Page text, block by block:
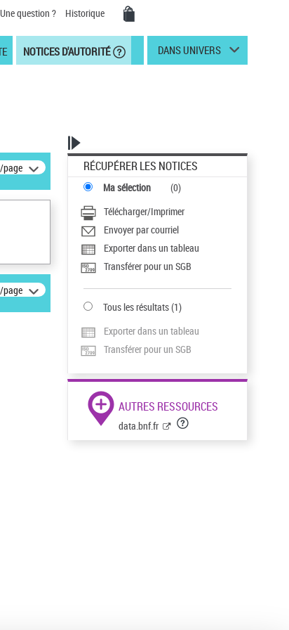
Une question ? Historique
NOTICES D'AUTORITÉ DANS UNIVERS
page
page
RÉCUPÉRER LES NOTICES
Ma sélection (0)
Télécharger/Imprimer
Envoyer par courriel
Exporter dans un tableau
Transférer pour un SGB
Tous les résultats(1)
Exporter dans un tableau
Transférer pour un SGB
AUTRES RESSOURCES
data.bnf.fr